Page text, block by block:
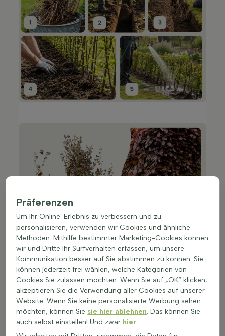
Top 5 beliebte Heckenpflanzen als
Wurzelware
Hainbuche(Carpinus betulus)
Die Hainbuche wächst schnell, ist winterhart und
bildet in kurzer Zeit eine dichte, starke Hecke.
Präferenzen
Um Ihr Online-Erlebnis zu verbessern und zu
personalisieren, verwenden wir Cookies und ähnliche
Methoden. Mithilfe bestimmter Marketing-Cookies können
wir und Dritte Ihr Surfverhalten erfassen, um unsere
Kommunikation besser auf Sie abstimmen zu können. Sie
können jederzeit frei wählen, welche Kategorien von
Cookies Sie zulassen möchten. Wenn Sie auf „OK“ klicken,
akzeptieren Sie die Verwendung aller Cookies auf unserer
Website. Wenn Sie keine personalisierte Werbung sehen
möchten, können Sie sie hier ablehnen. Das können Sie
auch selbst einstellen! Und zwar hier.